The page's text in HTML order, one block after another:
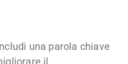
una parola chiave